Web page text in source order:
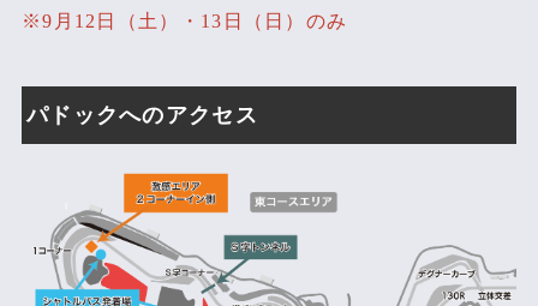
※9月12日（土）・13日（日）のみ
パドックへのアクセス